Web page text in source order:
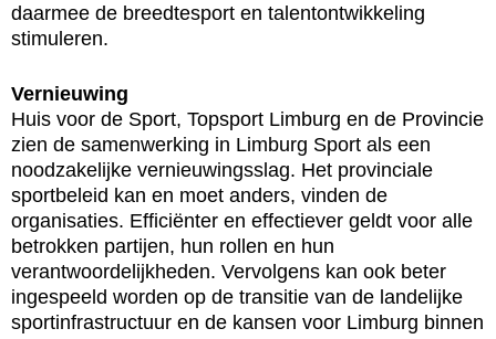
daarmee de breedtesport en talentontwikkeling
stimuleren.
Vernieuwing
Huis voor de Sport, Topsport Limburg en de Provincie
zien de samenwerking in Limburg Sport als een
noodzakelijke vernieuwingsslag. Het provinciale
sportbeleid kan en moet anders, vinden de
organisaties. Efficiënter en effectiever geldt voor alle
betrokken partijen, hun rollen en hun
verantwoordelijkheden. Vervolgens kan ook beter
ingespeeld worden op de transitie van de landelijke
sportinfrastructuur en de kansen voor Limburg binnen